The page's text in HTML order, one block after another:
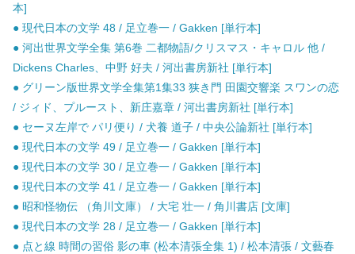
本]
● 現代日本の文学 48 / 足立巻一 / Gakken [単行本]
● 河出世界文学全集 第6巻 二都物語/クリスマス・キャロル 他 /
Dickens Charles、中野 好夫 / 河出書房新社 [単行本]
● グリーン版世界文学全集第1集33 狭き門 田園交響楽 スワンの恋
/ ジィド、プルースト、新庄嘉章 / 河出書房新社 [単行本]
● セーヌ左岸で パリ便り / 犬養 道子 / 中央公論新社 [単行本]
● 現代日本の文学 49 / 足立巻一 / Gakken [単行本]
● 現代日本の文学 30 / 足立巻一 / Gakken [単行本]
● 現代日本の文学 41 / 足立巻一 / Gakken [単行本]
● 昭和怪物伝 （角川文庫） / 大宅 壮一 / 角川書店 [文庫]
● 現代日本の文学 28 / 足立巻一 / Gakken [単行本]
● 点と線 時間の習俗 影の車 (松本清張全集 1) / 松本清張 / 文藝春